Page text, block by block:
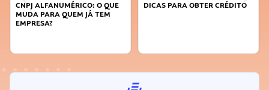
CNPJ ALFANUMÉRICO: O QUE
MUDA PARA QUEM JÁ TEM
EMPRESA?
DICAS PARA OBTER CRÉDITO